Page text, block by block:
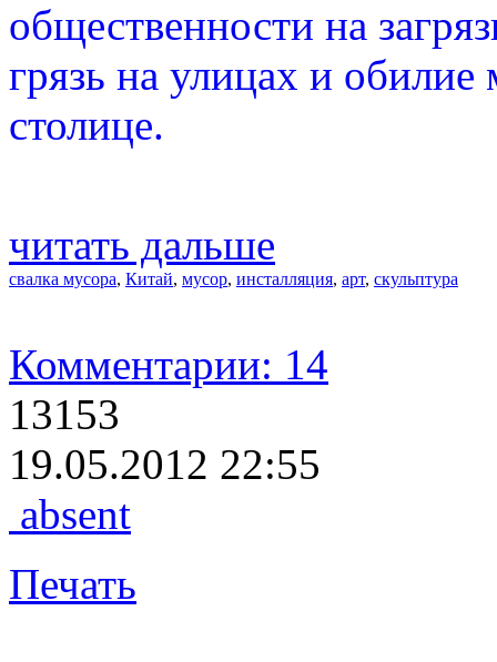
общественности на
грязь на улицах и
столице.
читать дальше
свалка мусора, Китай, мусор, инсталляция, арт, скульптура
Комментарии: 14
13153
19.05.2012 22:55
absent
Печать